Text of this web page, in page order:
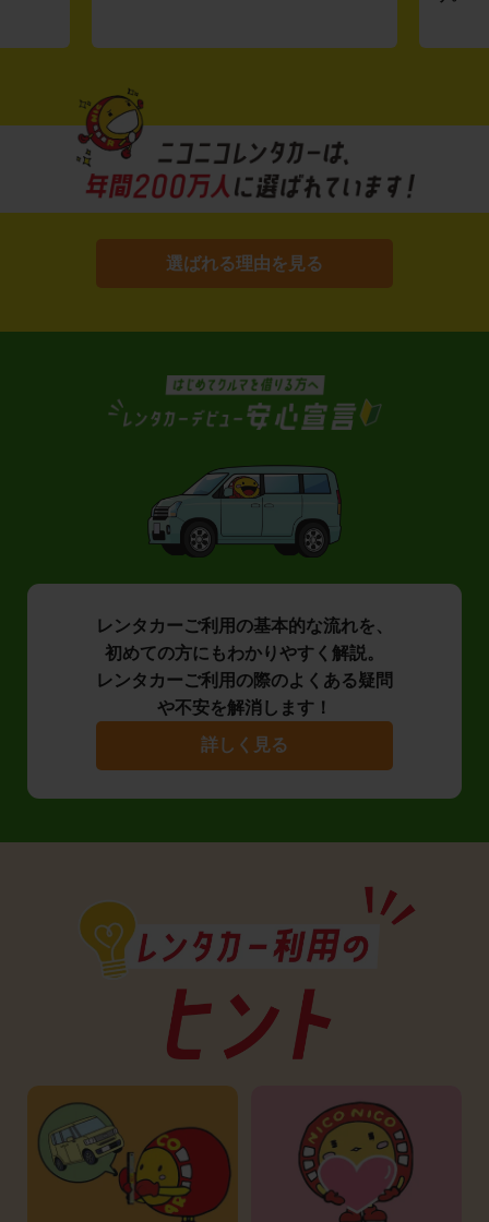
選ばれる理由を見る
レンタカーご利用の基本的な流れを、
初めての方にもわかりやすく解説。
レンタカーご利用の際のよくある疑問
や不安を解消します！
詳しく見る